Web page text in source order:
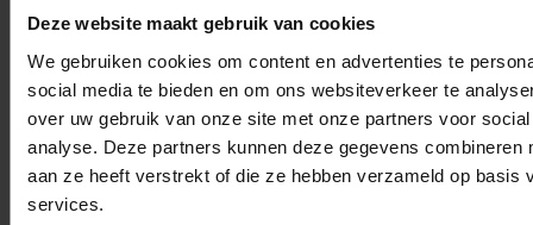
Deze website maakt gebruik van cookies
We gebruiken cookies om content en advertenties te
social media te bieden en om ons websiteverkeer te
over uw gebruik van onze site met onze partners voor
analyse. Deze partners kunnen deze gegevens combineren
aan ze heeft verstrekt of die ze hebben verzameld op basis
services.